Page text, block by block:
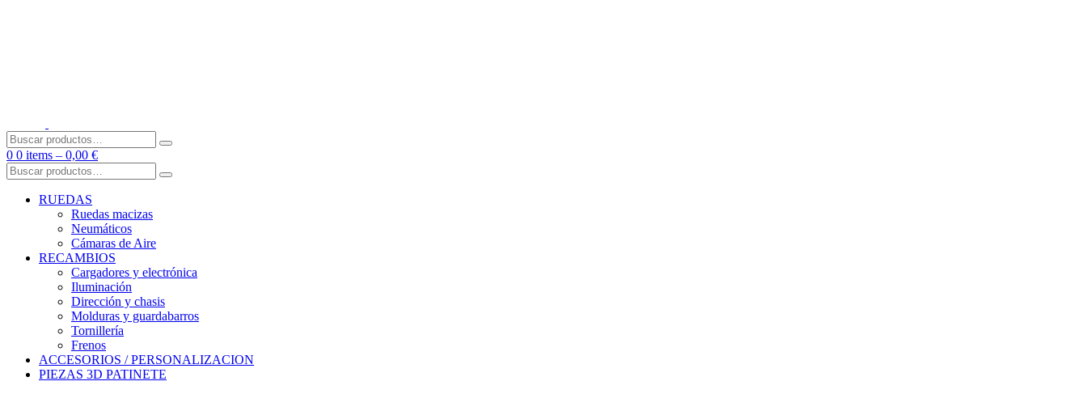
Buscar
por:
0 0 items – 0,00 €
Buscar
por:
RUEDAS
Ruedas macizas
Neumáticos
Cámaras de Aire
RECAMBIOS
Cargadores y electrónica
Iluminación
Dirección y chasis
Molduras y guardabarros
Tornillería
Frenos
ACCESORIOS / PERSONALIZACION
PIEZAS 3D PATINETE